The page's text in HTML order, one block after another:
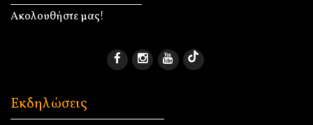
Ακολουθήστε μας!
Εκδηλώσεις